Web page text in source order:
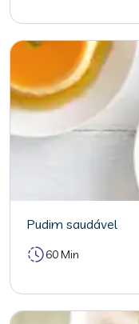
Pudim saudável
60 Min